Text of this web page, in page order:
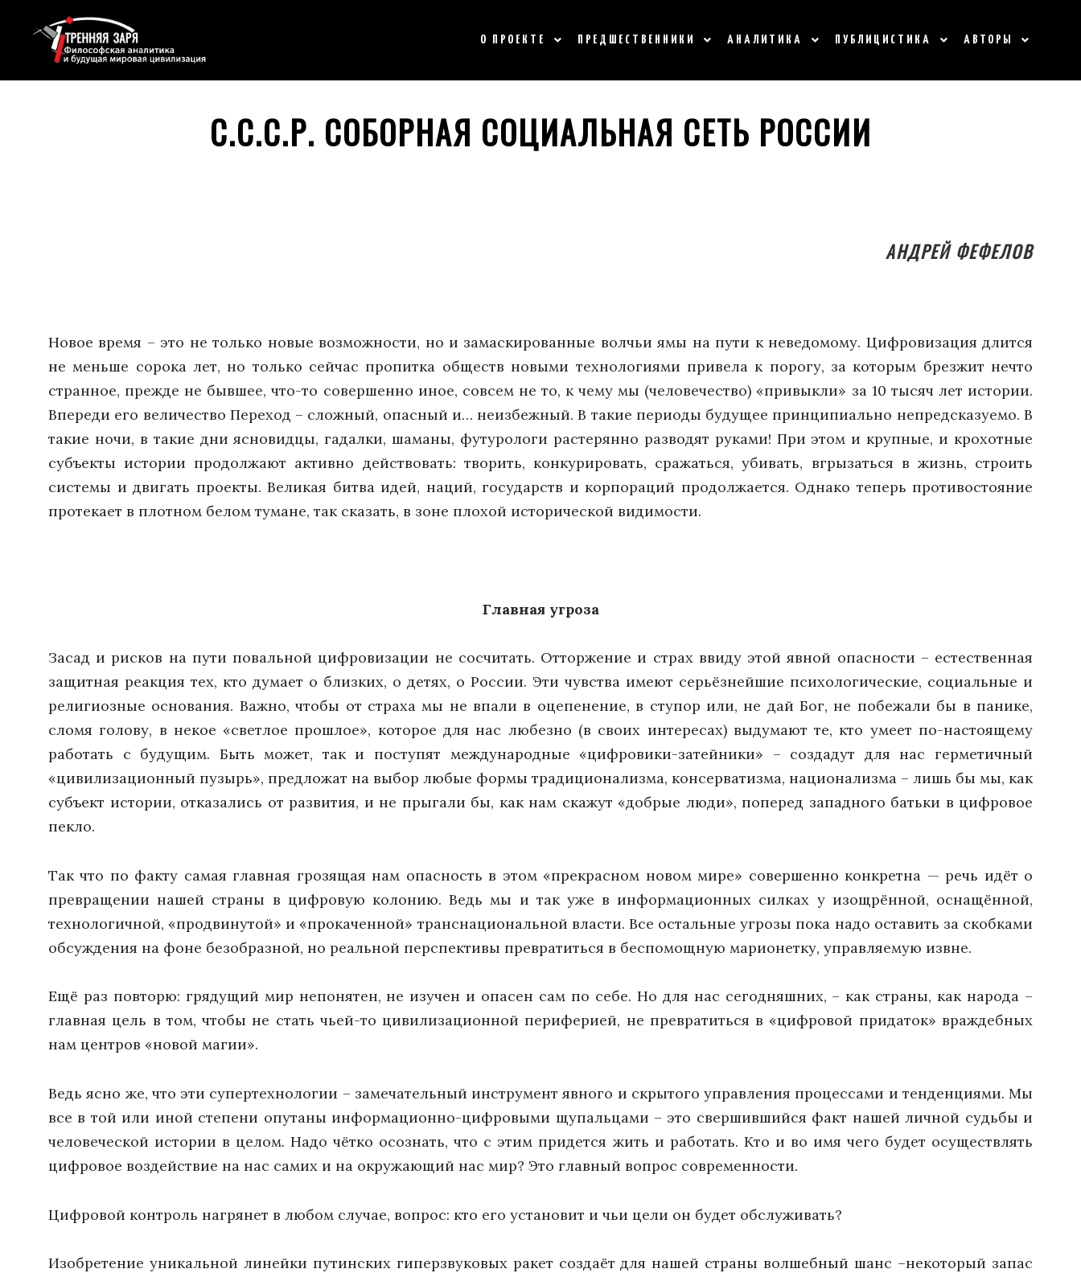
О ПРОЕКТЕ ПРЕДШЕСТВЕННИКИ АНАЛИТИКА ПУБЛИЦИСТИКА АВТОРЫ
С.С.С.Р. СОБОРНАЯ СОЦИАЛЬНАЯ СЕТЬ РОССИИ
АНДРЕЙ ФЕФЕЛОВ
Новое время – это не только новые возможности, но и замаскированные волчьи ямы на пути к неведомому. Цифровизация длится
не меньше сорока лет, но только сейчас пропитка обществ новыми технологиями привела к порогу, за которым брезжит нечто
странное, прежде не бывшее, что-то совершенно иное, совсем не то, к чему мы (человечество) «привыкли» за 10 тысяч лет истории.
Впереди его величество Переход – сложный, опасный и… неизбежный. В такие периоды будущее принципиально непредсказуемо. В
такие ночи, в такие дни ясновидцы, гадалки, шаманы, футурологи растерянно разводят руками! При этом и крупные, и крохотные
субъекты истории продолжают активно действовать: творить, конкурировать, сражаться, убивать, вгрызаться в жизнь, строить
системы и двигать проекты. Великая битва идей, наций, государств и корпораций продолжается. Однако теперь противостояние
протекает в плотном белом тумане, так сказать, в зоне плохой исторической видимости.
Главная угроза
Засад и рисков на пути повальной цифровизации не сосчитать. Отторжение и страх ввиду этой явной опасности – естественная
защитная реакция тех, кто думает о близких, о детях, о России. Эти чувства имеют серьёзнейшие психологические, социальные и
религиозные основания. Важно, чтобы от страха мы не впали в оцепенение, в ступор или, не дай Бог, не побежали бы в панике,
сломя голову, в некое «светлое прошлое», которое для нас любезно (в своих интересах) выдумают те, кто умеет по-настоящему
работать с будущим. Быть может, так и поступят международные «цифровики-затейники» – создадут для нас герметичный
«цивилизационный пузырь», предложат на выбор любые формы традиционализма, консерватизма, национализма – лишь бы мы, как
субъект истории, отказались от развития, и не прыгали бы, как нам скажут «добрые люди», поперед западного батьки в цифровое
пекло.
Так что по факту самая главная грозящая нам опасность в этом «прекрасном новом мире» совершенно конкретна — речь идёт о
превращении нашей страны в цифровую колонию. Ведь мы и так уже в информационных силках у изощрённой, оснащённой,
технологичной, «продвинутой» и «прокаченной» транснациональной власти. Все остальные угрозы пока надо оставить за скобками
обсуждения на фоне безобразной, но реальной перспективы превратиться в беспомощную марионетку, управляемую извне.
Ещё раз повторю: грядущий мир непонятен, не изучен и опасен сам по себе. Но для нас сегодняшних, – как страны, как народа –
главная цель в том, чтобы не стать чьей-то цивилизационной периферией, не превратиться в «цифровой придаток» враждебных
нам центров «новой магии».
Ведь ясно же, что эти супертехнологии – замечательный инструмент явного и скрытого управления процессами и тенденциями. Мы
все в той или иной степени опутаны информационно-цифровыми щупальцами – это свершившийся факт нашей личной судьбы и
человеческой истории в целом. Надо чётко осознать, что с этим придется жить и работать. Кто и во имя чего будет осуществлять
цифровое воздействие на нас самих и на окружающий нас мир? Это главный вопрос современности.
Цифровой контроль нагрянет в любом случае, вопрос: кто его установит и чьи цели он будет обслуживать?
Изобретение уникальной линейки путинских гиперзвуковых ракет создаёт для нашей страны волшебный шанс –некоторый запас